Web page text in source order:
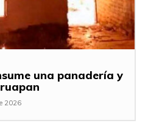
una panadería y
2026